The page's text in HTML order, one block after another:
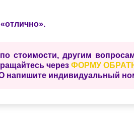
стоимости, другим
через ФОРМУ
индивидуальный